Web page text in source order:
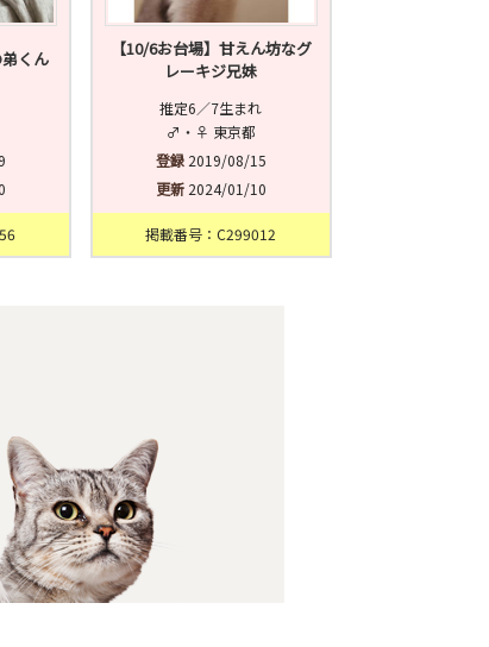
くん
【10/6お台場】甘えん坊なグ
レーキジ兄妹
推定6／7生まれ
♂・♀ 東京都
登録2019/08/15
更新2024/01/10
掲載番号：C299012